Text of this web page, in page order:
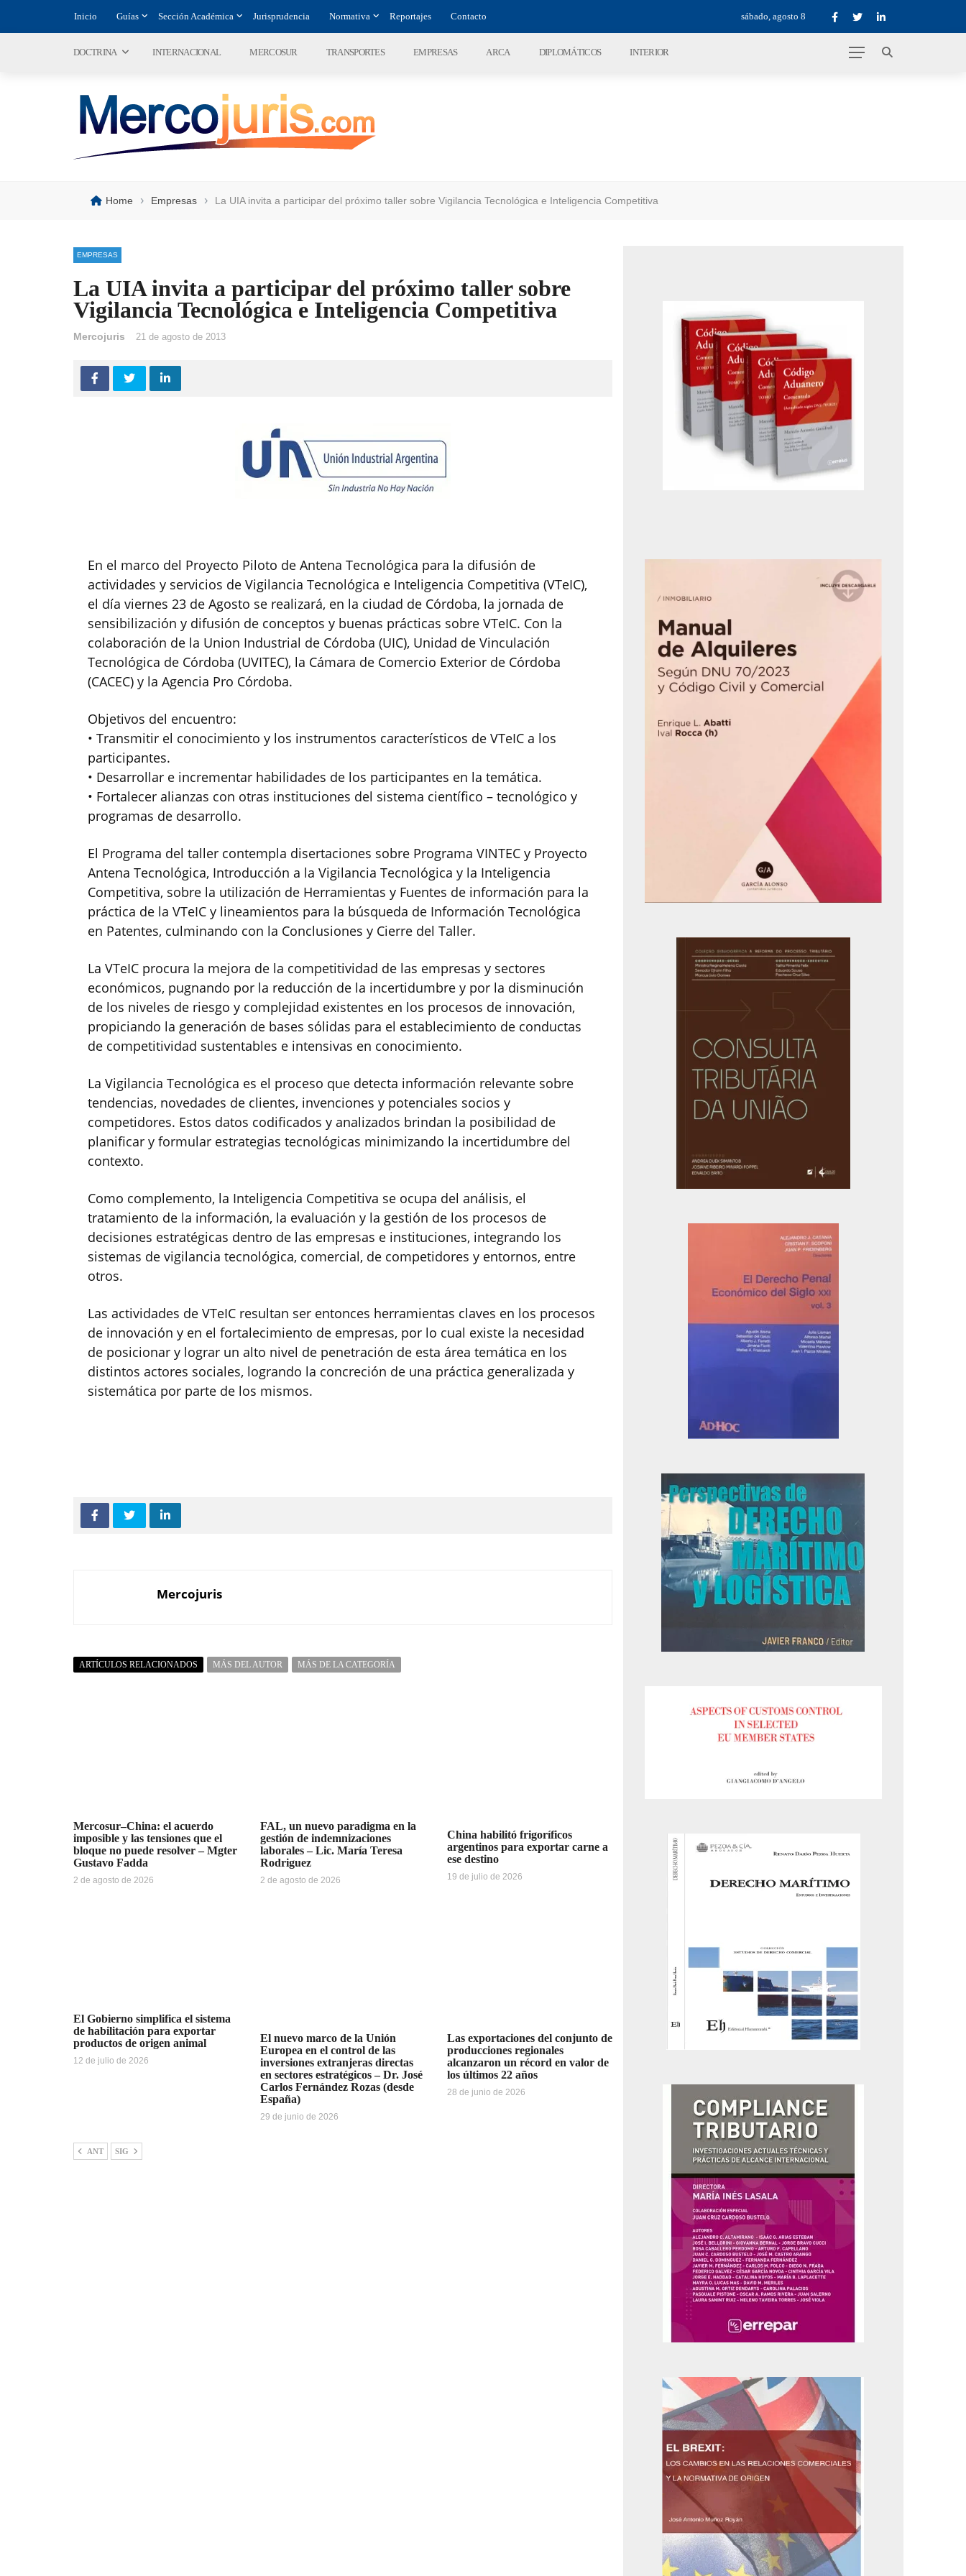
Inicio Guías Sección Académica Jurisprudencia Normativa Reportajes Contacto sábado, agosto 8
DOCTRINA INTERNACIONAL MERCOSUR TRANSPORTES EMPRESAS ARCA DIPLOMÁTICOS INTERIOR
Home › Empresas › La UIA invita a participar del próximo taller sobre Vigilancia Tecnológica e Inteligencia Competitiva
EMPRESAS
La UIA invita a participar del próximo taller sobre
Vigilancia Tecnológica e Inteligencia Competitiva
Mercojuris 21 de agosto de 2013
En el marco del Proyecto Piloto de Antena Tecnológica para la difusión de
actividades y servicios de Vigilancia Tecnológica e Inteligencia Competitiva (VTeIC),
el día viernes 23 de Agosto se realizará, en la ciudad de Córdoba, la jornada de
sensibilización y difusión de conceptos y buenas prácticas sobre VTeIC. Con la
colaboración de la Union Industrial de Córdoba (UIC), Unidad de Vinculación
Tecnológica de Córdoba (UVITEC), la Cámara de Comercio Exterior de Córdoba
(CACEC) y la Agencia Pro Córdoba.
Objetivos del encuentro:
• Transmitir el conocimiento y los instrumentos característicos de VTeIC a los
participantes.
• Desarrollar e incrementar habilidades de los participantes en la temática.
• Fortalecer alianzas con otras instituciones del sistema científico – tecnológico y
programas de desarrollo.
El Programa del taller contempla disertaciones sobre Programa VINTEC y Proyecto
Antena Tecnológica, Introducción a la Vigilancia Tecnológica y la Inteligencia
Competitiva, sobre la utilización de Herramientas y Fuentes de información para la
práctica de la VTeIC y lineamientos para la búsqueda de Información Tecnológica
en Patentes, culminando con la Conclusiones y Cierre del Taller.
La VTeIC procura la mejora de la competitividad de las empresas y sectores
económicos, pugnando por la reducción de la incertidumbre y por la disminución
de los niveles de riesgo y complejidad existentes en los procesos de innovación,
propiciando la generación de bases sólidas para el establecimiento de conductas
de competitividad sustentables e intensivas en conocimiento.
La Vigilancia Tecnológica es el proceso que detecta información relevante sobre
tendencias, novedades de clientes, invenciones y potenciales socios y
competidores. Estos datos codificados y analizados brindan la posibilidad de
planificar y formular estrategias tecnológicas minimizando la incertidumbre del
contexto.
Como complemento, la Inteligencia Competitiva se ocupa del análisis, el
tratamiento de la información, la evaluación y la gestión de los procesos de
decisiones estratégicas dentro de las empresas e instituciones, integrando los
sistemas de vigilancia tecnológica, comercial, de competidores y entornos, entre
otros.
Las actividades de VTeIC resultan ser entonces herramientas claves en los procesos
de innovación y en el fortalecimiento de empresas, por lo cual existe la necesidad
de posicionar y lograr un alto nivel de penetración de esta área temática en los
distintos actores sociales, logrando la concreción de una práctica generalizada y
sistemática por parte de los mismos.
Mercojuris
ARTÍCULOS RELACIONADOS MÁS DEL AUTOR MÁS DE LA CATEGORÍA
Mercosur–China: el acuerdo
imposible y las tensiones que el
bloque no puede resolver – Mgter
Gustavo Fadda
2 de agosto de 2026
FAL, un nuevo paradigma en la
gestión de indemnizaciones
laborales – Lic. María Teresa
Rodriguez
2 de agosto de 2026
China habilitó frigoríficos
argentinos para exportar carne a
ese destino
19 de julio de 2026
El Gobierno simplifica el sistema
de habilitación para exportar
productos de origen animal
12 de julio de 2026
El nuevo marco de la Unión
Europea en el control de las
inversiones extranjeras directas
en sectores estratégicos – Dr. José
Carlos Fernández Rozas (desde
España)
29 de junio de 2026
Las exportaciones del conjunto de
producciones regionales
alcanzaron un récord en valor de
los últimos 22 años
28 de junio de 2026
ANT SIG